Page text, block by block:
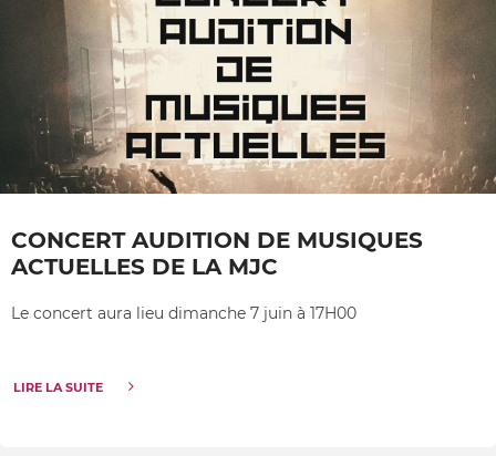
CONCERT AUDITION DE MUSIQUES
ACTUELLES DE LA MJC
Le concert aura lieu dimanche 7 juin à 17H00
LIRE LA SUITE